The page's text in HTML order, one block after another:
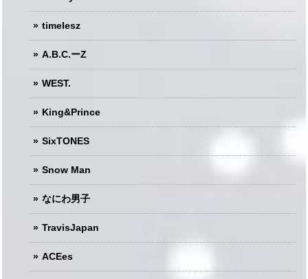
timelesz
A.B.C.ーZ
WEST.
King&Prince
SixTONES
Snow Man
なにわ男子
TravisJapan
ACEes